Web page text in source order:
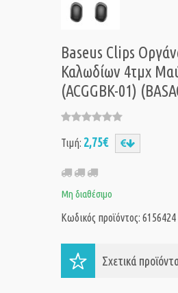
Baseus Clips
Καλωδίων 4τμχ
(ACGGBK-01)
Τιμή: 2,75€
Μη διαθέσιμο
Κωδικός προϊόντος: 6156424
Σχετικά